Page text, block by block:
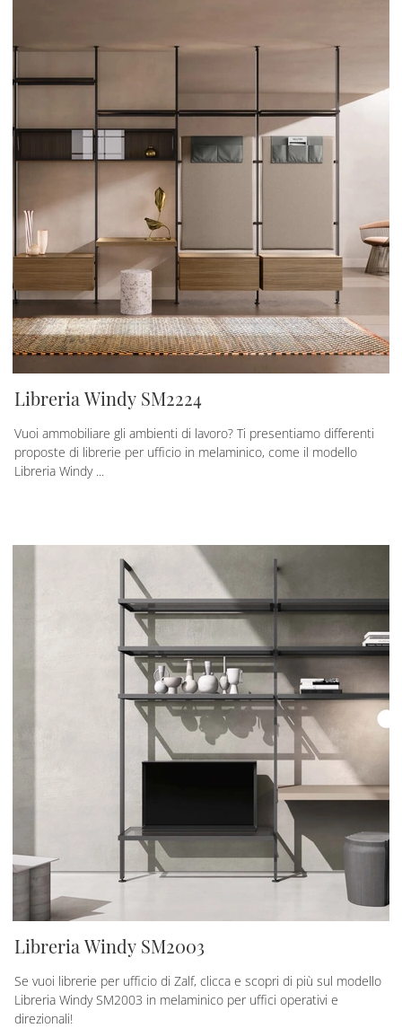
Libreria Windy SM2224
Vuoi ammobiliare gli ambienti di lavoro? Ti presentiamo differenti
proposte di librerie per ufficio in melaminico, come il modello
Libreria Windy ...
Libreria Windy SM2003
Se vuoi librerie per ufficio di Zalf, clicca e scopri di più sul modello
Libreria Windy SM2003 in melaminico per uffici operativi e
direzionali!